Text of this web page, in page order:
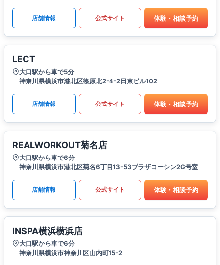
店舗情報 公式サイト 体験・相談予約
LECT
大口駅から車で5分
神奈川県横浜市港北区篠原北2-4-2日東ビル102
店舗情報 公式サイト 体験・相談予約
REALWORKOUT菊名店
大口駅から車で6分
神奈川県横浜市港北区菊名6丁目13-53プラザコーシン2G号室
店舗情報 公式サイト 体験・相談予約
INSPA横浜横浜店
大口駅から車で6分
神奈川県横浜市神奈川区山内町15-2